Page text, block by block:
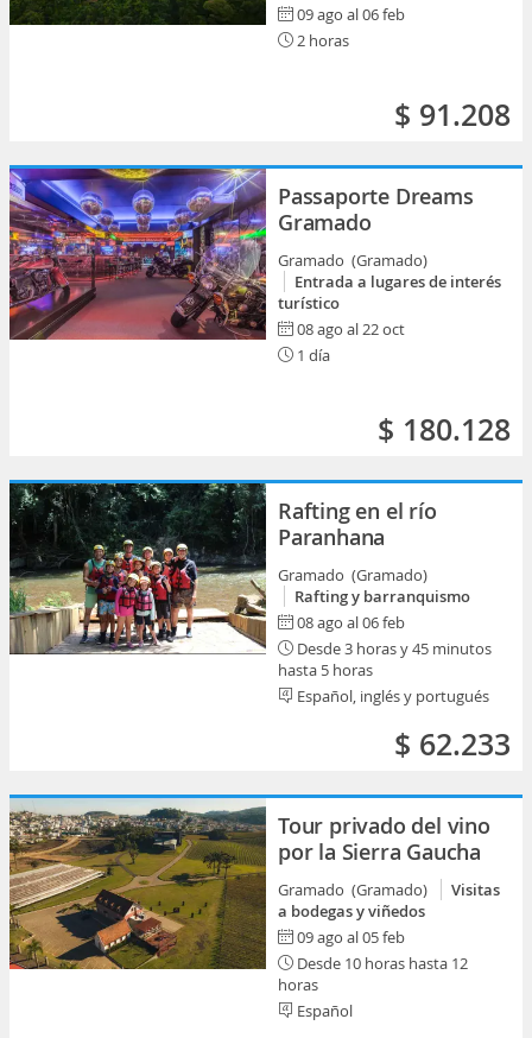
09 ago al 06 feb
2 horas
$ 91.208
Passaporte Dreams
Gramado
Gramado (Gramado)
Entrada a lugares de interés
turístico
08 ago al 22 oct
1 día
$ 180.128
Rafting en el río
Paranhana
Gramado (Gramado)
Rafting y barranquismo
08 ago al 06 feb
Desde 3 horas y 45 minutos
hasta 5 horas
Español, inglés y portugués
$ 62.233
Tour privado del vino
por la Sierra Gaucha
Gramado (Gramado)
Visitas
a bodegas y viñedos
09 ago al 05 feb
Desde 10 horas hasta 12
horas
Español